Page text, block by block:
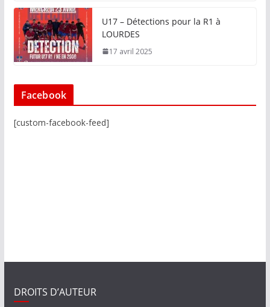
U17 – Détections pour la R1 à
LOURDES
17 avril 2025
Facebook
[custom-facebook-feed]
DROITS D’AUTEUR